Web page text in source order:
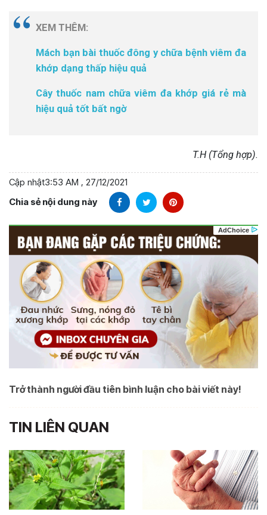
XEM THÊM:
Mách bạn bài thuốc đông y chữa bệnh viêm đa
khớp dạng thấp hiệu quả
Cây thuốc nam chữa viêm đa khớp giá rẻ mà
hiệu quả tốt bất ngờ
T.H (Tổng hợp).
Cập nhật3:53 AM , 27/12/2021
Chia sẻ nội dung này
Trở thành người đầu tiên bình luận cho bài viết này!
TIN LIÊN QUAN